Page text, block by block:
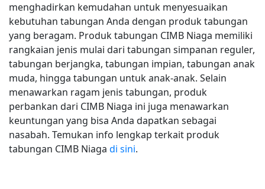
menghadirkan kemudahan untuk menyesuaikan
kebutuhan tabungan Anda dengan produk tabungan
yang beragam. Produk tabungan CIMB Niaga memiliki
rangkaian jenis mulai dari tabungan simpanan reguler,
tabungan berjangka, tabungan impian, tabungan anak
muda, hingga tabungan untuk anak-anak. Selain
menawarkan ragam jenis tabungan, produk
perbankan dari CIMB Niaga ini juga menawarkan
keuntungan yang bisa Anda dapatkan sebagai
nasabah. Temukan info lengkap terkait produk
tabungan CIMB Niaga di sini.